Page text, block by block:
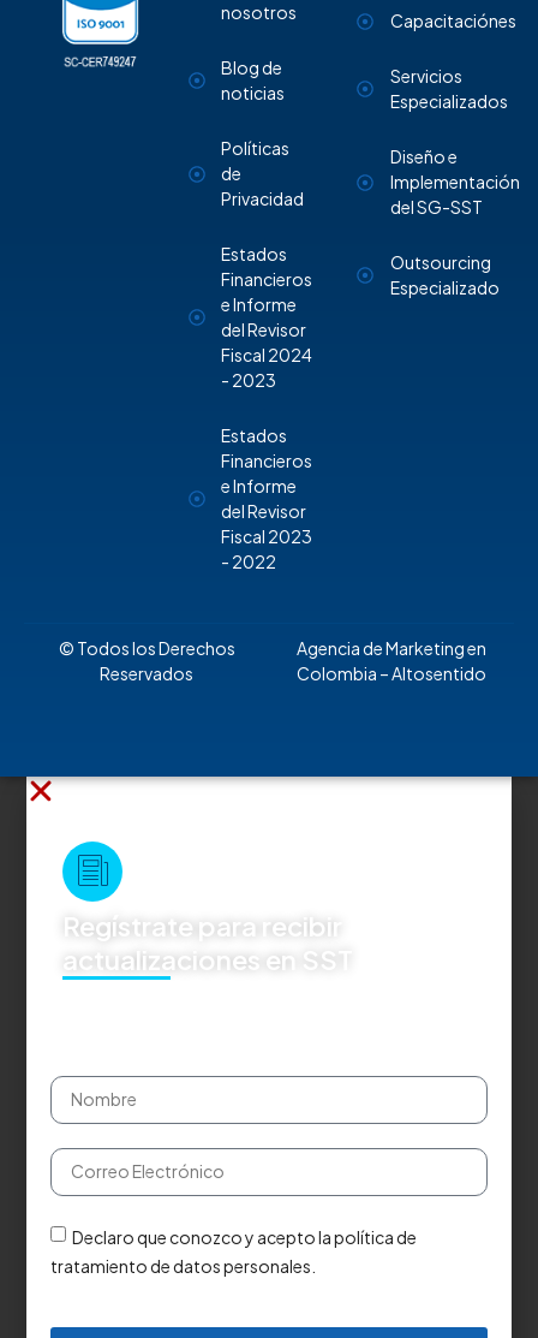
nosotros
Blog de
noticias
Políticas
de
Privacidad
Estados
Financieros
e Informe
del Revisor
Fiscal 2024
- 2023
Estados
Financieros
e Informe
del Revisor
Fiscal 2023
- 2022
Capacitaciónes
Servicios
Especializados
Diseño e
Implementación
del SG-SST
Outsourcing
Especializado
© Todos los Derechos
Reservados
Agencia de Marketing en
Colombia – Altosentido
Regístrate para recibir
actualizaciones en SST
Declaro que conozco y acepto la política de
tratamiento de datos personales.